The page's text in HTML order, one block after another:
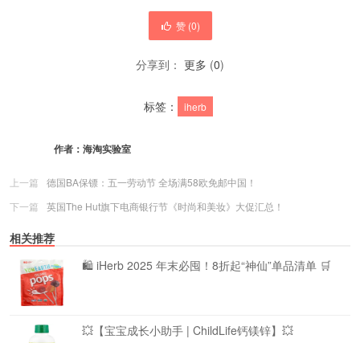
赞 (0)
分享到： 更多 (0)
标签： iherb
作者： 海淘实验室
上一篇
德国BA保镖：五一劳动节 全场满58欧免邮中国！
下一篇
英国The Hut旗下电商银行节《时尚和美妆》大促汇总！
相关推荐
🛍️ iHerb 2025 年末必囤！8折起“神仙”单品清单 🛒
💥【宝宝成长小助手 | ChildLife钙镁锌】💥